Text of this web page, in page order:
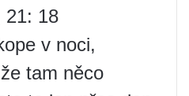
21: 18
v noci,
tam něco